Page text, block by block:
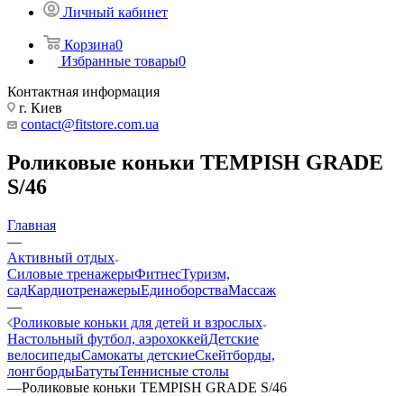
Личный кабинет
Корзина0
Избранные товары0
Контактная информация
г. Киев
contact@fitstore.com.ua
Роликовые коньки TEMPISH GRADE
S/46
Главная
—
Активный отдых
Силовые тренажерыФитнесТуризм,
садКардиотренажерыЕдиноборстваМассаж
—
Роликовые коньки для детей и взрослых
Настольный футбол, аэрохоккейДетские
велосипедыСамокаты детскиеСкейтборды,
лонгбордыБатутыТеннисные столы
—Роликовые коньки TEMPISH GRADE S/46